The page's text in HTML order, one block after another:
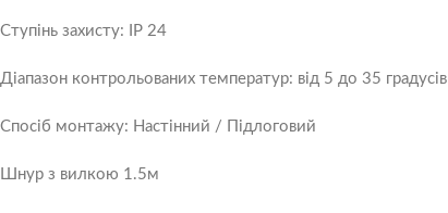
Ступінь захисту: IP 24
Діапазон контрольованих температур: від 5 до 35 градусів
Спосіб монтажу: Настінний / Підлоговий
Шнур з вилкою 1.5м